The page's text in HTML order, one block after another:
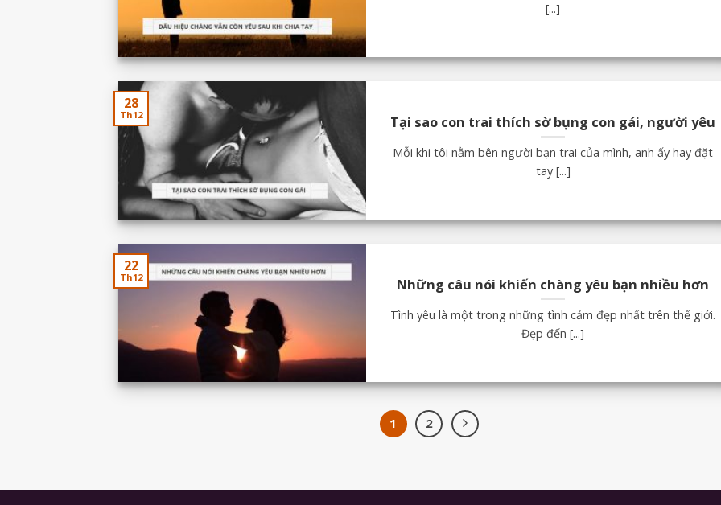
[...]
Tại sao con trai thích sờ bụng con gái, người yêu
Mỗi khi tôi nằm bên người bạn trai của mình, anh ấy hay đặt
tay [...]
28
Th12
Những câu nói khiến chàng yêu bạn nhiều hơn
Tình yêu là một trong những tình cảm đẹp nhất trên thế giới.
Đẹp đến [...]
22
Th12
1 2